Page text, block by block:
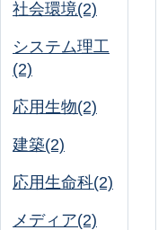
社会環境(2)
システム理工
(2)
応用生物(2)
建築(2)
応用生命科(2)
メディア(2)